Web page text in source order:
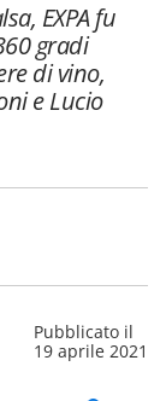
EXPA fu
gradi
di vino,
e Lucio
Pubblicato il
19 aprile 2021